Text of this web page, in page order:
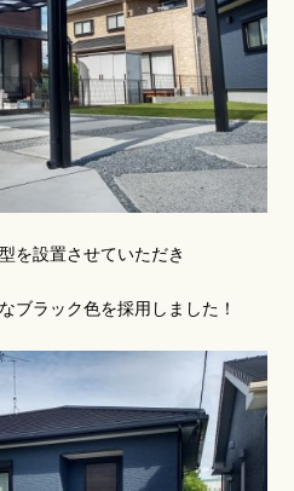
を設置させていただき
ブラック色を採用しました！